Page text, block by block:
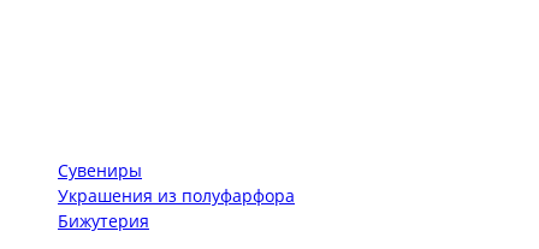
Сувениры
Украшения из полуфарфора
Бижутерия